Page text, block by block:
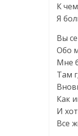
К
Я
Вы
Обо
Мне
Там
Как
И
Все